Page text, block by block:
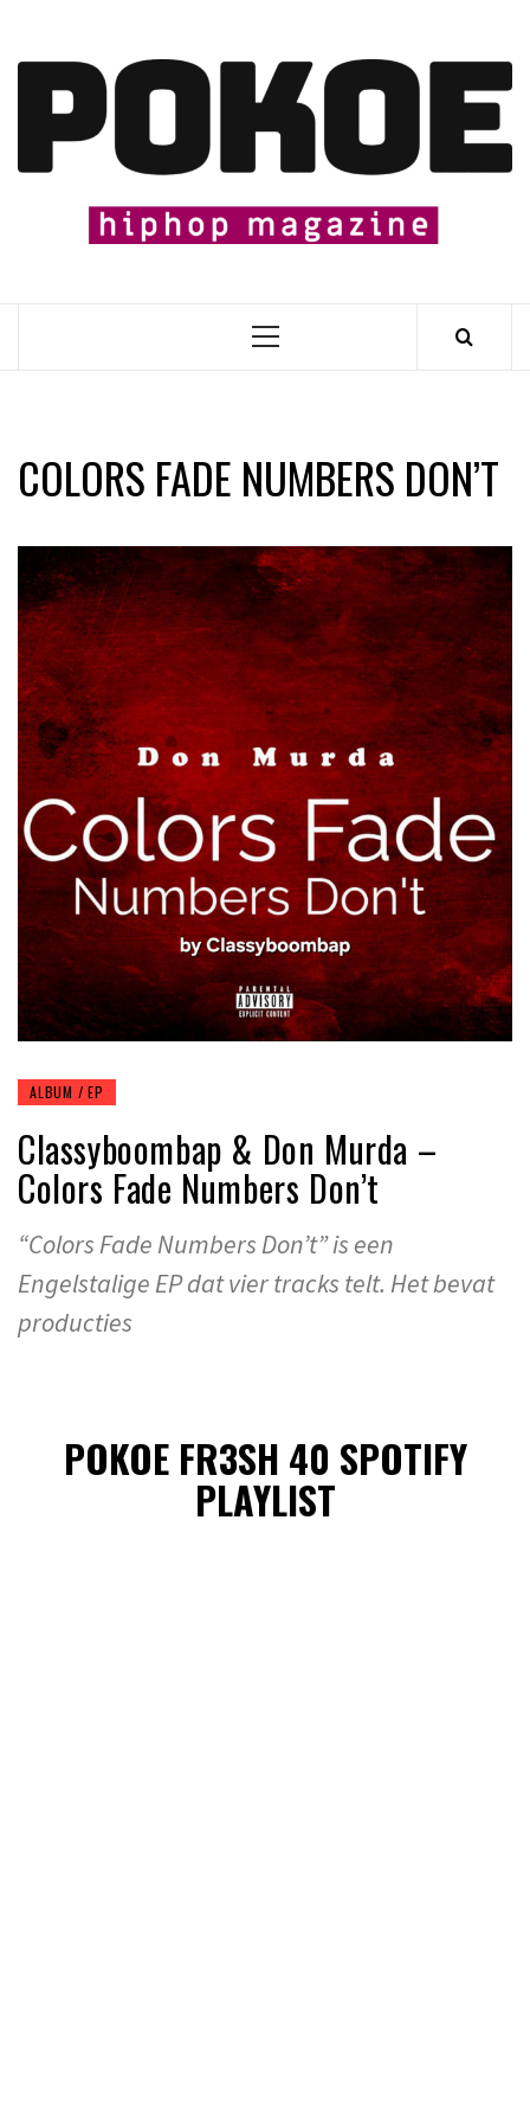
content
Primary
COLORS FADE NUMBERS DON’T
ALBUM / EP
Classyboombap & Don Murda –
Colors Fade Numbers Don’t
“Colors Fade Numbers Don’t” is een
Engelstalige EP dat vier tracks telt. Het bevat
producties
POKOE FR3SH 40 SPOTIFY
PLAYLIST